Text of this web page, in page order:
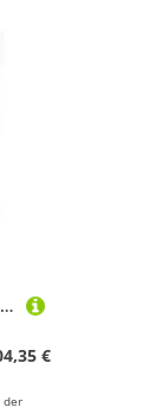
GUNJI Inflatable SUP-Board Aufblasbares 320*80*15CM stehendes Zellstoffbrett Tragfähigkeit 130KG, (Mit Kajaksitz, Rucksack, Pumpe, Doppelpaddeln, Sportkamerahalter, wasserdichter Handytasche, ideal zum Surfen, Angeln)
€
der